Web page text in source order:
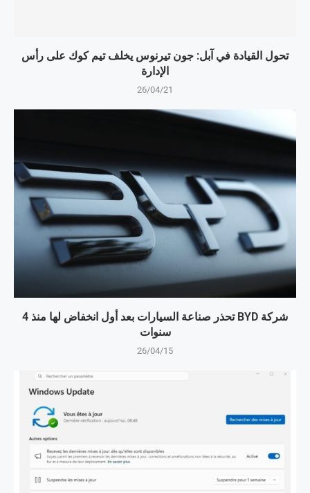
تحول القيادة في آبل: جون تيرنوس يخلف تيم كوك على رأس
الإدارة
26/04/21
شركة BYD تحذر صناعة السيارات بعد أول انخفاض لها منذ 4
سنوات
26/04/15